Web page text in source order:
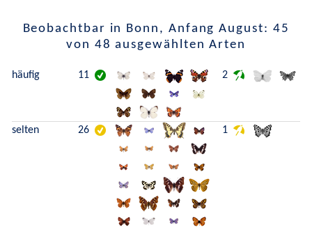
Beobachtbar in Bonn, Anfang August: 45
von 48 ausgewählten Arten
häufig 11 2
selten 26 1